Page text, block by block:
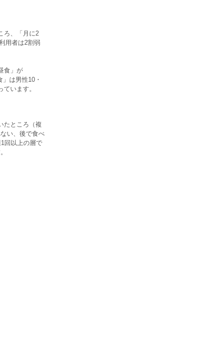
ろ、「月に2
用者は2割弱
食」が
は男性10・
います。
たところ（複
い、後で食べ
回以上の層で